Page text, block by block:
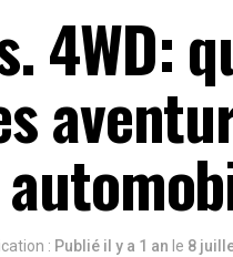
4WD:
: Publié il y a 1 an le 8